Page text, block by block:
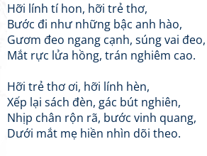
Hỡi lính tí hon, hỡi trẻ thơ,
Bước đi như những bậc anh hào,
Gươm đeo ngang cạnh, súng vai đeo,
Mắt rực lửa hồng, trán nghiêm cao.
​Hỡi trẻ thơ ơi, hỡi lính hèn,
Xếp lại sách đèn, gác bút nghiên,
Nhịp chân rộn rã, bước vinh quang,
Dưới mắt mẹ hiền nhìn dõi theo.